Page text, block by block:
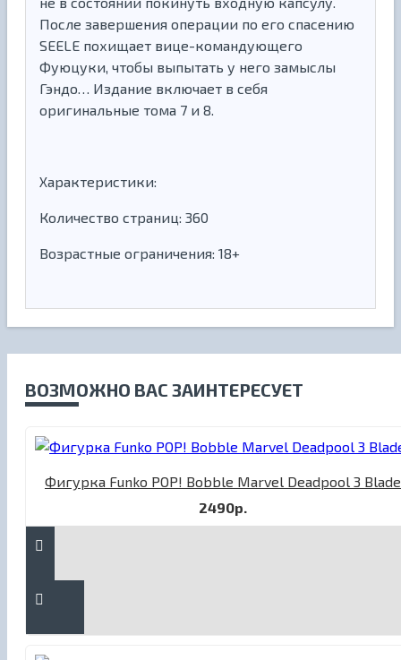
После завершения операции по его спасению
SEELE похищает вице-командующего
Фуюцуки, чтобы выпытать у него замыслы
Гэндо… Издание включает в себя
оригинальные тома 7 и 8.
Характеристики:
Количество страниц: 360
Возрастные ограничения: 18+
ВОЗМОЖНО ВАС ЗАИНТЕРЕСУЕТ
Фигурка Funko POP! Bobble Marvel Deadpool 3 Blade
2490р.